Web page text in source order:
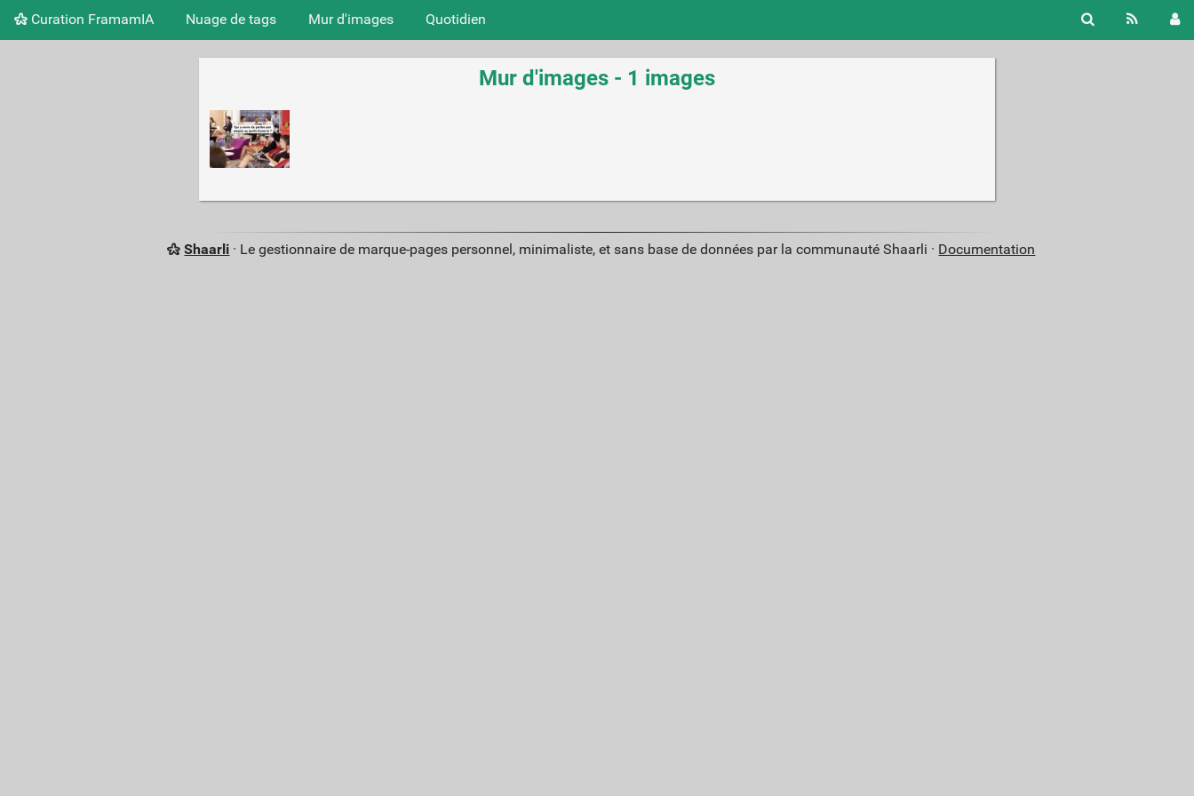
Curation FramamIA Nuage de tags Mur d'images Quotidien
Mur d'images - 1 images
Shaarli · Le gestionnaire de marque-pages personnel, minimaliste, et sans base de données par la communauté Shaarli · Documentation